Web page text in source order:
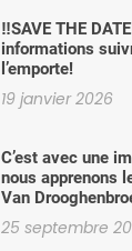
‼️SAVE THE
informations
l’emporte!
19 janvier 2026
C’est avec une
nous apprenons
Van
25 septembre